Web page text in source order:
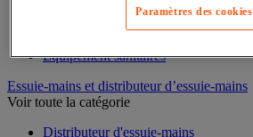
Équipement salle de bain
Essuie-mains et distributeur d’essuie-mains
Paramètres des cookies